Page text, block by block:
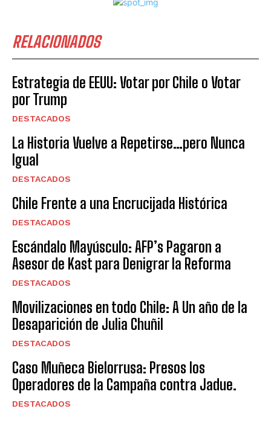
RELACIONADOS
Estrategia de EEUU: Votar por Chile o Votar
por Trump
DESTACADOS
La Historia Vuelve a Repetirse…pero Nunca
Igual
DESTACADOS
Chile Frente a una Encrucijada Histórica
DESTACADOS
Escándalo Mayúsculo: AFP’s Pagaron a
Asesor de Kast para Denigrar la Reforma
DESTACADOS
Movilizaciones en todo Chile: A Un año de la
Desaparición de Julia Chuñil
DESTACADOS
Caso Muñeca Bielorrusa: Presos los
Operadores de la Campaña contra Jadue.
DESTACADOS